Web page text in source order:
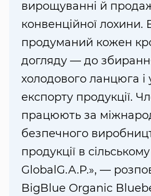
вирощуванні й
конвенційної лохини.
продуманий кожен
догляду — до
холодового ланцюга і
експорту продукції.
працюють за
безпечного
продукції в
GlobalG.A.P.», —
BigBlue Organic